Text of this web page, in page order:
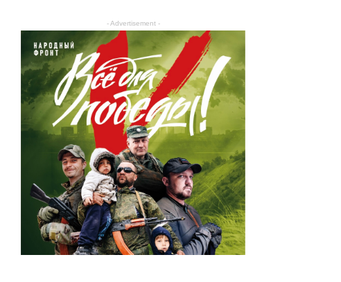
- Advertisement -